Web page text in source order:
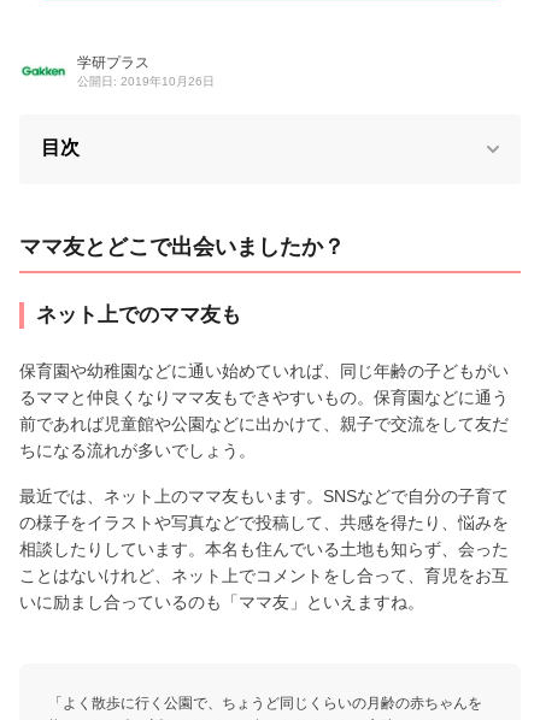
学研プラス
公開日: 2019年10月26日
目次
ママ友とどこで出会いましたか？
ネット上でのママ友も
保育園や幼稚園などに通い始めていれば、同じ年齢の子どもがい
るママと仲良くなりママ友もできやすいもの。保育園などに通う
前であれば児童館や公園などに出かけて、親子で交流をして友だ
ちになる流れが多いでしょう。
最近では、ネット上のママ友もいます。SNSなどで自分の子育て
の様子をイラストや写真などで投稿して、共感を得たり、悩みを
相談したりしています。本名も住んでいる土地も知らず、会った
ことはないけれど、ネット上でコメントをし合って、育児をお互
いに励まし合っているのも「ママ友」といえますね。
「よく散歩に行く公園で、ちょうど同じくらいの月齢の赤ちゃんを